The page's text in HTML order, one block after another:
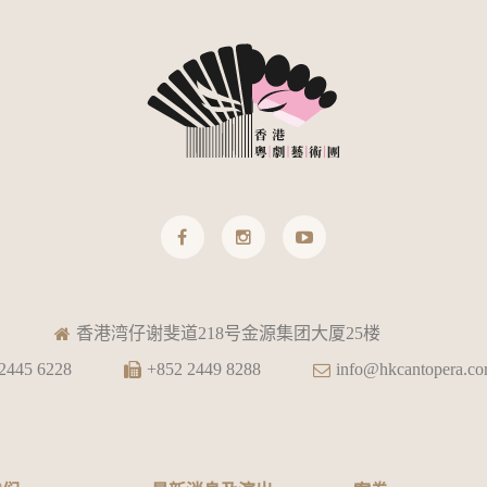
香港湾仔谢斐道218号金源集团大厦25楼
6228
+852 2449 8288